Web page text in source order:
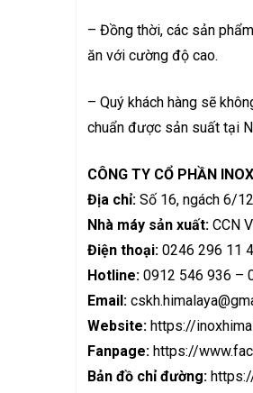
– Đồng thời, các sản
ăn với cường độ cao.
– Quý khách hàng sẽ
chuẩn được sản suất tại
CÔNG TY CỔ PHẦN
Địa chỉ: Số 16, ngách 6/
Nhà máy sản xuất: CCN
Điện thoại: 0246 296 11
Hotline: 0912 546 936 –
Email:
Website: https://
Fanpage: https://
Bản đồ chỉ đường: